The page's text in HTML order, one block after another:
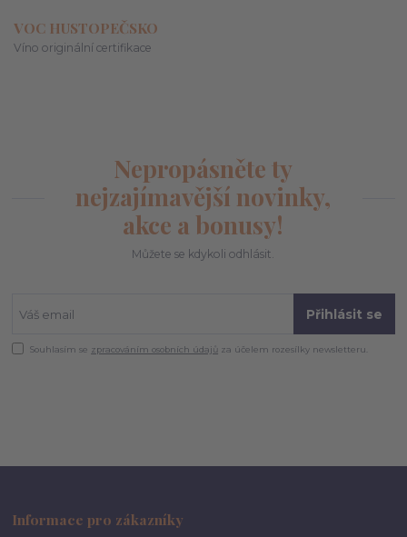
VOC HUSTOPEČSKO
Víno originální certifikace
Nepropásněte ty
nejzajímavější novinky,
akce a bonusy!
Můžete se kdykoli odhlásit.
Přihlásit se
Souhlasím se zpracováním osobních údajů za účelem rozesílky newsletteru.
Informace pro zákazníky